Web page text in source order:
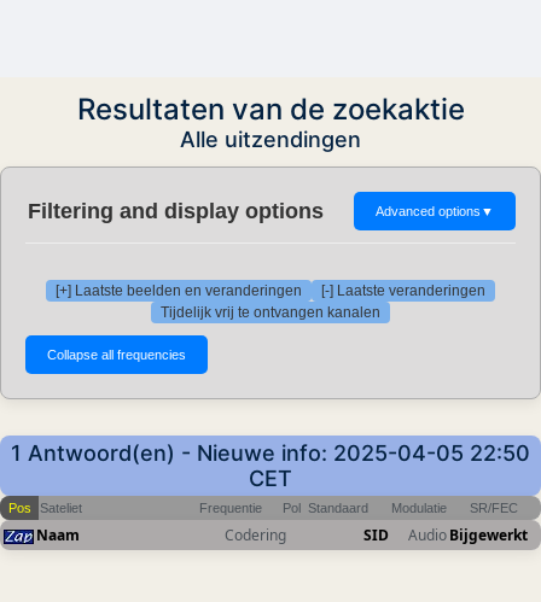
Resultaten van de zoekaktie
Alle uitzendingen
Filtering and display options Advanced options ▼
[+] Laatste beelden en veranderingen
[-] Laatste veranderingen
Tijdelijk vrij te ontvangen kanalen
1 Antwoord(en) - Nieuwe info: 2025-04-05 22:50
CET
Pos Sateliet Frequentie Pol Standaard Modulatie SR/FEC
Naam Codering SID AudioBijgewerkt